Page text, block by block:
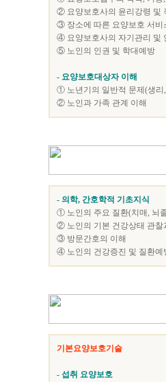
② 요양보호사의 윤리강령 및
③ 장소에 따른 요양보호 서비
④ 요양보호사의 자기관리 및
⑤ 노인의 인권 및 학대예방
- 요양보호대상자 이해
① 노년기의 일반적 문제(생리
② 노인과 가족 관계 이해
- 의학, 간호학적 기초지식
① 노인의 주요 질환(치매, 뇌
② 노인의 기본 건강상태 관찰
③ 방문간호의 이해
④ 노인의 건강증진 및 질환예
기본요양보호기술
- 섭취 요양보호